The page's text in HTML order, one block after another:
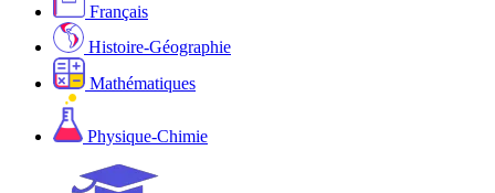
Français
Histoire-Géographie
Mathématiques
Physique-Chimie